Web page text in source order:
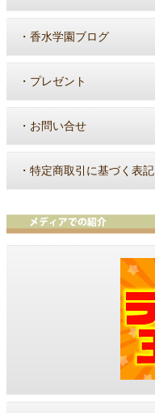
・ 香水学園ブログ
・ プレゼント
・ お問い合せ
・ 特定商取引に基づく表記